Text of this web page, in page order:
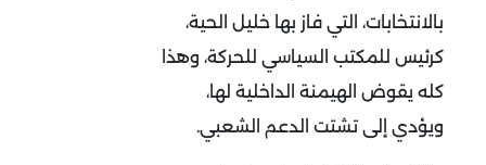
بالانتخابات، التي فاز بها خليل الحية،
كرئيس للمكتب السياسي للحركة، وهذا
كله يقوض الهيمنة الداخلية لها،
ويؤدي إلى تشتت الدعم الشعبي.